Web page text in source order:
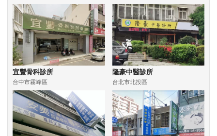
宜豐骨科診所
台中市霧峰區
隆豪中醫診所
台北市北投區